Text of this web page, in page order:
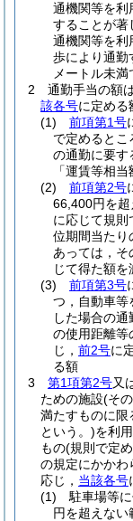
通機関等を利
することが著
通機関等を利
歩により通勤
メートル未
2
通勤手当の額
該各号に定める
(1)
前項第1号
で定めるとこ
の通勤に要す
「運賃等相
(2)
前項第2号
66,400円を
に応じて規則
位期間当たり
あっては，
じて得た額を
(3)
前項第3号
つ，自動車等
した場合の
の使用距離等
じ， 前2号に
る額
3
第1項第2号又
ための施設(そ
満たすものに限
という。)を利
もの(規則で定
の規定にかかわ
応じ， 当該各号
(1)
駐車場等
円を超えない